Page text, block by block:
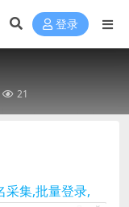
登录
21
采集,批量登录,